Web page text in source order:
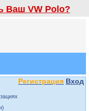
Ваш VW Polo?
Регистрация Вход